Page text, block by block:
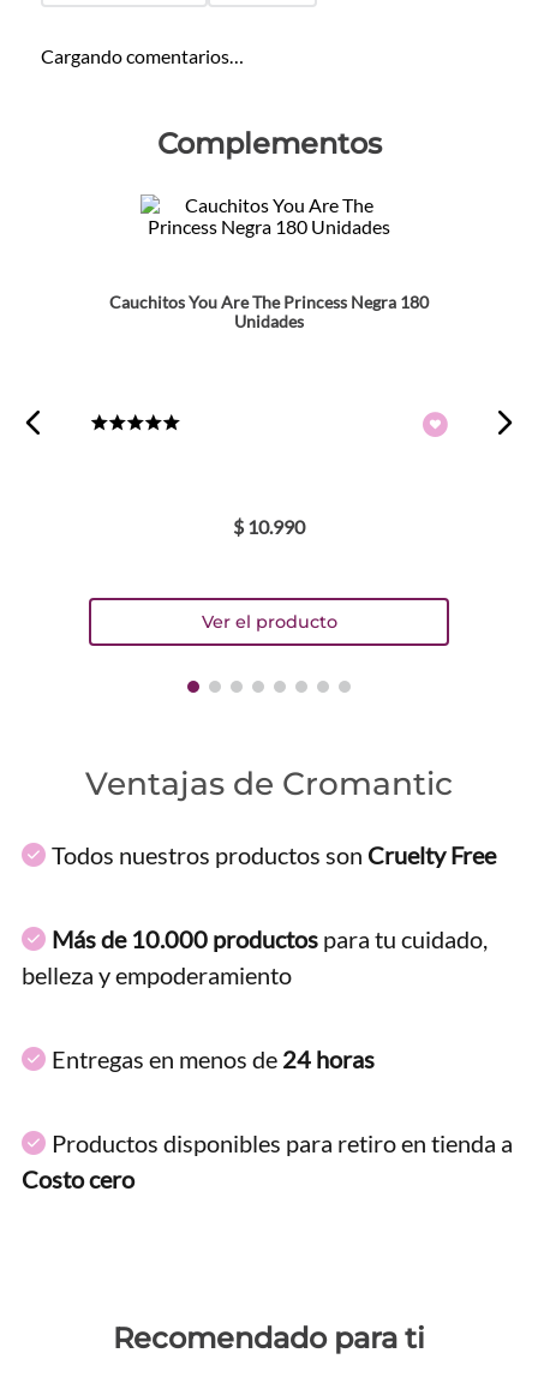
ENVIAR COMENTARIO
Cargando comentarios…
Complementos
Cauchitos You Are The Princess Negra 180
Unidades
$ 10.990
Ventajas de Cromantic
Todos nuestros productos son Cruelty Free
Más de 10.000 productos para tu cuidado,
belleza y empoderamiento
Entregas en menos de 24 horas
Productos disponibles para retiro en tienda a
Costo cero
Recomendado para ti